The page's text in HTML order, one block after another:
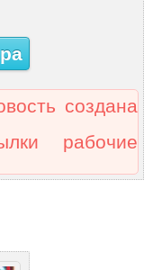
создана
рабочие